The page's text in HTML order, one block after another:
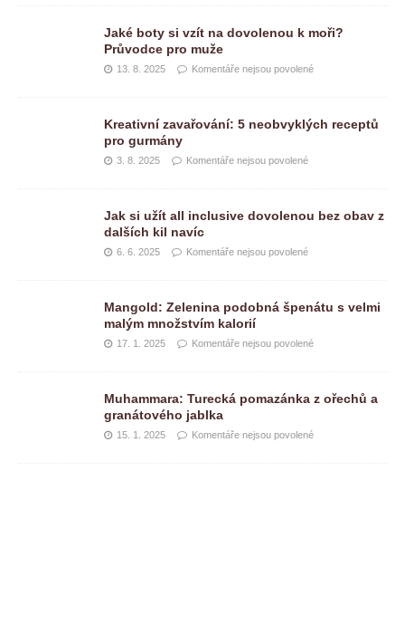
Jaké boty si vzít na dovolenou k moři?
Průvodce pro muže
13. 8. 2025 Komentáře nejsou povolené
Kreativní zavařování: 5 neobvyklých receptů
pro gurmány
3. 8. 2025 Komentáře nejsou povolené
Jak si užít all inclusive dovolenou bez obav z
dalších kil navíc
6. 6. 2025 Komentáře nejsou povolené
Mangold: Zelenina podobná špenátu s velmi
malým množstvím kalorií
17. 1. 2025 Komentáře nejsou povolené
Muhammara: Turecká pomazánka z ořechů a
granátového jablka
15. 1. 2025 Komentáře nejsou povolené